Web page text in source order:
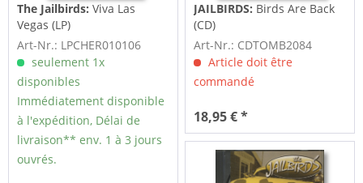
The Jailbirds:Viva Las
Vegas (LP)
Art-Nr.: LPCHER010106
seulement 1x
disponibles
Immédiatement disponible
à l'expédition, Délai de
livraison** env. 1 à 3 jours
ouvrés.
JAILBIRDS: Birds Are Back
(CD)
Art-Nr.: CDTOMB2084
Article doit être
commandé
18,95 € *